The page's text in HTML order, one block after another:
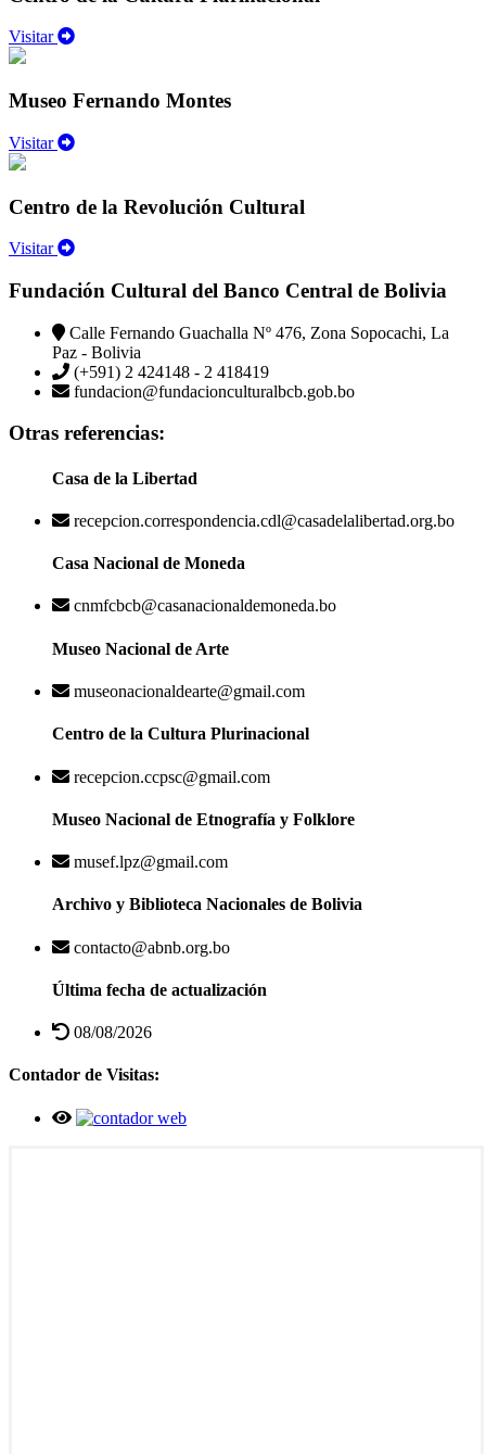
Visitar
Museo Fernando Montes
Visitar
Centro de la Revolución Cultural
Visitar
Fundación Cultural del Banco Central de Bolivia
Calle Fernando Guachalla Nº 476, Zona Sopocachi, La
Paz - Bolivia
(+591) 2 424148 - 2 418419
fundacion@fundacionculturalbcb.gob.bo
Otras referencias:
Casa de la Libertad
recepcion.correspondencia.cdl@casadelalibertad.org.bo
Casa Nacional de Moneda
cnmfcbcb@casanacionaldemoneda.bo
Museo Nacional de Arte
museonacionaldearte@gmail.com
Centro de la Cultura Plurinacional
recepcion.ccpsc@gmail.com
Museo Nacional de Etnografía y Folklore
musef.lpz@gmail.com
Archivo y Biblioteca Nacionales de Bolivia
contacto@abnb.org.bo
Última fecha de actualización
08/08/2026
Contador de Visitas: